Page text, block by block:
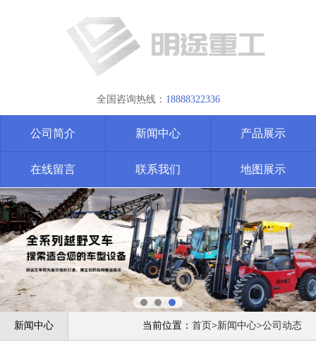
全国咨询热线： 18888322336
公司简介 新闻中心 产品展示
在线留言 联系我们 地图展示
新闻中心 当前位置： 首页>新闻中心>公司动态